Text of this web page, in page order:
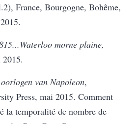
France, Bourgogne, Bohême,
morne plaine,
van Napoleon,
Press, mai 2015. Comment
la temporalité de nombre de